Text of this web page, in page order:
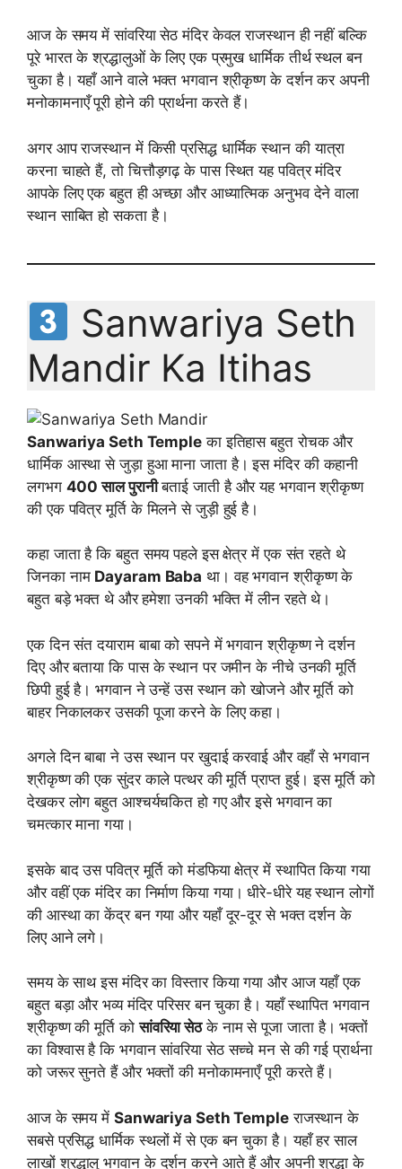
आज के समय में सांवरिया सेठ मंदिर केवल राजस्थान ही नहीं बल्कि
पूरे भारत के श्रद्धालुओं के लिए एक प्रमुख धार्मिक तीर्थ स्थल बन
चुका है। यहाँ आने वाले भक्त भगवान श्रीकृष्ण के दर्शन कर अपनी
मनोकामनाएँ पूरी होने की प्रार्थना करते हैं।
अगर आप राजस्थान में किसी प्रसिद्ध धार्मिक स्थान की यात्रा
करना चाहते हैं, तो चित्तौड़गढ़ के पास स्थित यह पवित्र मंदिर
आपके लिए एक बहुत ही अच्छा और आध्यात्मिक अनुभव देने वाला
स्थान साबित हो सकता है।
Sanwariya Seth
Mandir Ka Itihas
Sanwariya Seth Templeका इतिहास बहुत रोचक और
धार्मिक आस्था से जुड़ा हुआ माना जाता है। इस मंदिर की कहानी
लगभग 400 साल पुरानीबताई जाती है और यह भगवान श्रीकृष्ण
की एक पवित्र मूर्ति के मिलने से जुड़ी हुई है।
कहा जाता है कि बहुत समय पहले इस क्षेत्र में एक संत रहते थे
जिनका नाम Dayaram Baba था। वह भगवान श्रीकृष्ण के
बहुत बड़े भक्त थे और हमेशा उनकी भक्ति में लीन रहते थे।
एक दिन संत दयाराम बाबा को सपने में भगवान श्रीकृष्ण ने दर्शन
दिए और बताया कि पास के स्थान पर जमीन के नीचे उनकी मूर्ति
छिपी हुई है। भगवान ने उन्हें उस स्थान को खोजने और मूर्ति को
बाहर निकालकर उसकी पूजा करने के लिए कहा।
अगले दिन बाबा ने उस स्थान पर खुदाई करवाई और वहाँ से भगवान
श्रीकृष्ण की एक सुंदर काले पत्थर की मूर्ति प्राप्त हुई। इस मूर्ति को
देखकर लोग बहुत आश्चर्यचकित हो गए और इसे भगवान का
चमत्कार माना गया।
इसके बाद उस पवित्र मूर्ति को मंडफिया क्षेत्र में स्थापित किया गया
और वहीं एक मंदिर का निर्माण किया गया। धीरे-धीरे यह स्थान लोगों
की आस्था का केंद्र बन गया और यहाँ दूर-दूर से भक्त दर्शन के
लिए आने लगे।
समय के साथ इस मंदिर का विस्तार किया गया और आज यहाँ एक
बहुत बड़ा और भव्य मंदिर परिसर बन चुका है। यहाँ स्थापित भगवान
श्रीकृष्ण की मूर्ति कोसांवरिया सेठके नाम से पूजा जाता है। भक्तों
का विश्वास है कि भगवान सांवरिया सेठ सच्चे मन से की गई प्रार्थना
को जरूर सुनते हैं और भक्तों की मनोकामनाएँ पूरी करते हैं।
आज के समय में Sanwariya Seth Templeराजस्थान के
सबसे प्रसिद्ध धार्मिक स्थलों में से एक बन चुका है। यहाँ हर साल
लाखों श्रद्धालु भगवान के दर्शन करने आते हैं और अपनी श्रद्धा के